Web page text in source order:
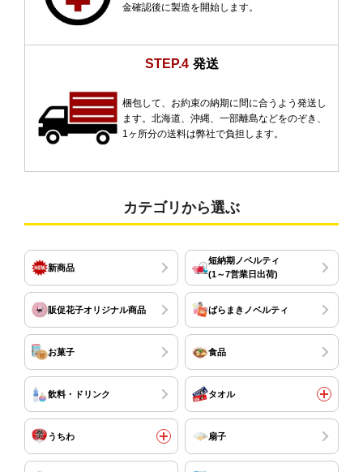
金確認後に製造を開始します。
STEP.4 発送
梱包して、お約束の納期に間に合うよう発送し
ます。北海道、沖縄、一部離島などをのぞき、
1ヶ所分の送料は弊社で負担します。
カテゴリから選ぶ
新商品
短納期ノベルティ
(1～7営業日出荷)
販促花子オリジナル商品 ばらまきノベルティ
お菓子 食品
飲料・ドリンク タオル
うちわ 扇子